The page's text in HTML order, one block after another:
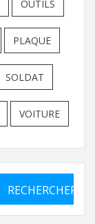
OUTILS
PLAQUE
SOLDAT
VOITURE